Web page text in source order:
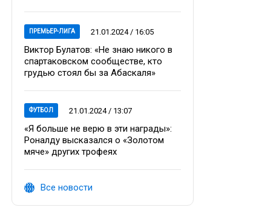
ПРЕМЬЕР-ЛИГА 21.01.2024 / 16:05
Виктор Булатов: «Не знаю никого в
спартаковском сообществе, кто
грудью стоял бы за Абаскаля»
ФУТБОЛ 21.01.2024 / 13:07
«Я больше не верю в эти награды»:
Роналду высказался о «Золотом
мяче» других трофеях
Все новости